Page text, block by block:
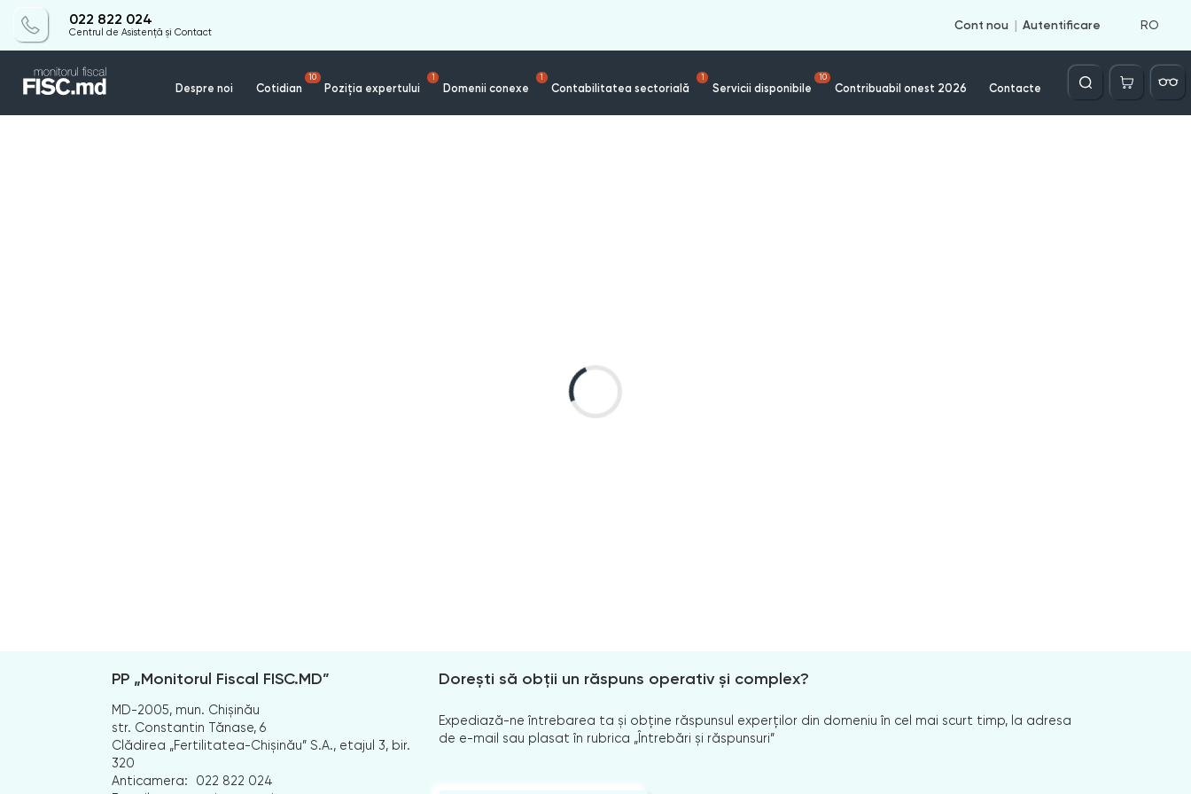
022 822 024
Centrul de Asistență și Contact
Cont nou Autentificare RO
Despre noi Cotidian
10
Poziția expertului
1
Domenii conexe
1
Contabilitatea sectorială
1
Servicii disponibile
10
Contribuabil onest 2026 Contacte
Căutare
PP „Monitorul Fiscal FISC.MD”
MD-2005, mun. Chișinău
str. Constantin Tănase, 6
Clădirea „Fertilitatea-Chișinău” S.A., etajul 3, bir.
320
Anticamera:
022 822 024
Dorești să obții un răspuns operativ și complex?
Expediază-ne întrebarea ta și obține răspunsul experților din domeniu în cel mai scurt timp, la adresa
de e-mail sau plasat în rubrica „Întrebări și răspunsuri”